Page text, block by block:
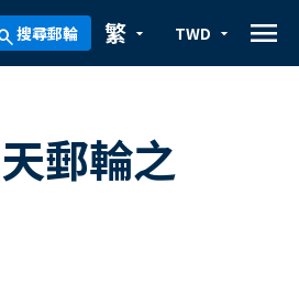
搜尋郵輪 arrow_drop_down
繁 arrow_drop_down
TWD menu
郵輪之